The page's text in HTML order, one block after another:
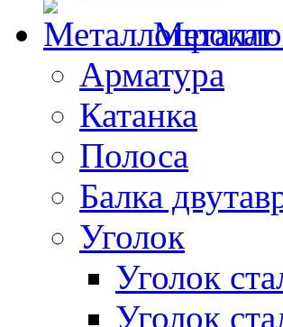
Арматура
Катанка
Полоса
Балка
Уголок
Уголок
Уголок